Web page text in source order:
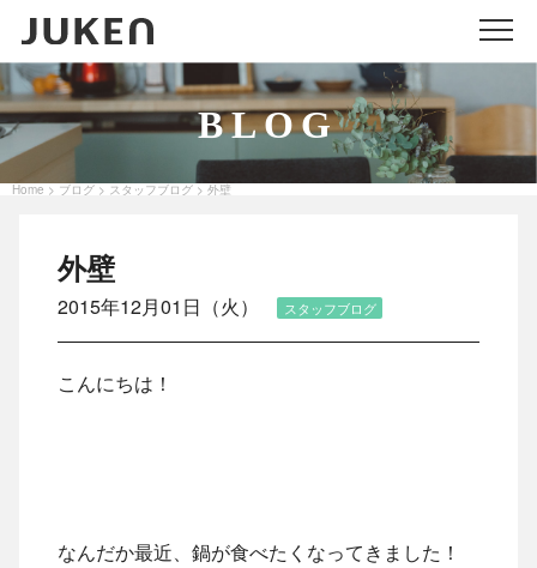
メ
BLOG
Home > ブログ > スタッフブログ > 外壁
外壁
2015年12月01日（火） スタッフブログ
こんにちは！
なんだか最近、鍋が食べたくなってきました！